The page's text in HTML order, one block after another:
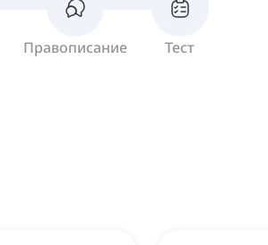
Правописание Тест